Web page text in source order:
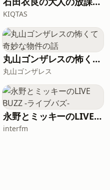
KIQTAS
丸山ゴンザレスの怖くて奇妙な物件の話
丸山ゴンザレス
永野とミッキーのLIVE BUZZ -ライブバズ-
interfm